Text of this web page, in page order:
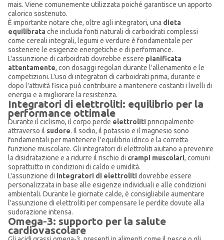
mais. Viene comunemente utilizzata poiché garantisce un apporto
calorico sostenuto.
È importante notare che, oltre agli integratori, una dieta
equilibrata che includa fonti naturali di carboidrati complessi
come cereali integrali, legumi e verdure è fondamentale per
sostenere le esigenze energetiche e di performance.
L'assunzione di carboidrati dovrebbe essere pianificata
attentamente, con dosaggi regolari durante l'allenamento e le
competizioni. L'uso di integratori di carboidrati prima, durante e
dopo l'attività fisica può contribuire a mantenere costanti i livelli di
energia e a migliorare la resistenza.
Integratori di elettroliti: equilibrio per la
performance ottimale
Durante il ciclismo, il corpo perde elettroliti principalmente
attraverso il sudore. Il sodio, il potassio e il magnesio sono
fondamentali per mantenere l'equilibrio idrico e la corretta
funzione muscolare. Gli integratori di elettroliti aiutano a prevenire
la disidratazione e a ridurre il rischio di crampi muscolari, comuni
soprattutto in condizioni di caldo e umidità.
L'assunzione di integratori di elettroliti dovrebbe essere
personalizzata in base alle esigenze individuali e alle condizioni
ambientali. Durante le giornate calde, è consigliabile aumentare
l'assunzione di elettroliti per compensare le perdite dovute alla
sudorazione intensa.
Omega-3: supporto per la salute
cardiovascolare